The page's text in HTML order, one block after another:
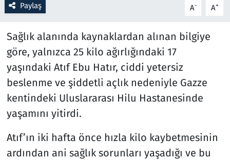
Paylaş A- A+
Sağlık alanında kaynaklardan alınan bilgiye
göre, yalnızca 25 kilo ağırlığındaki 17
yaşındaki Atıf Ebu Hatır, ciddi yetersiz
beslenme ve şiddetli açlık nedeniyle Gazze
kentindeki Uluslararası Hilu Hastanesinde
yaşamını yitirdi.
Atıf’ın iki hafta önce hızla kilo kaybetmesinin
ardından ani sağlık sorunları yaşadığı ve bu
Savunma Sanayi
Seçim 2023
Spor
Teknoloji ve Bilim
Televizyon